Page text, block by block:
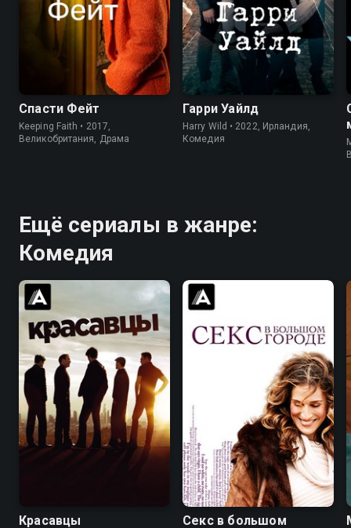
Спасти Фейт
Keeping Faith • 2017,
Великобритания, Драма
7.6 7.2
Гарри Уайлд
Harry Wild • 2022, Ирландия,
Комедия
Ещё сериалы в жанре:
Комедия
Красавцы
8.2 7.4
Секс в большом